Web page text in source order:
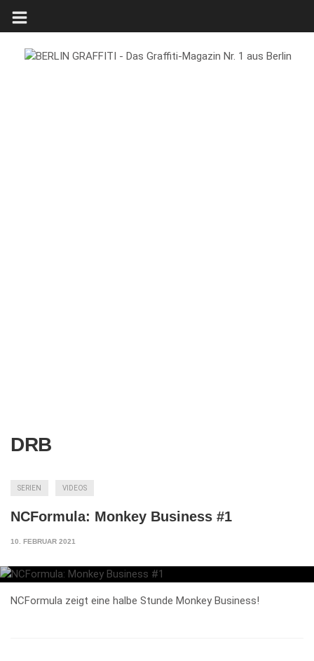
DRB
SERIEN VIDEOS
NCFormula: Monkey Business #1
10. FEBRUAR 2021
NCFormula zeigt eine halbe Stunde Monkey Business!